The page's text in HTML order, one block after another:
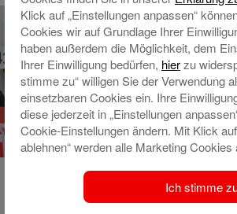
Bereits zum achten Mal
die Stadtsparkasse
Spendenaufruf für
der HAUS DER STIFTER
Stiftergemeinschaft.Mehr
Klick auf „Einstellungen anpassen“
Cookies wir auf Grundlage Ihrer
haben außerdem die Möglichkeit, dem
Ihrer Einwilligung bedürfen, hierzu
stimme zu“ willigen Sie der Verwendung
einsetzbaren Cookies ein. Ihre
diese jederzeit in „Einstellungen
Cookie-Einstellungen ändern. Mit Klick
ablehnen“ werden alle Marketing Cookies
Ich stimme